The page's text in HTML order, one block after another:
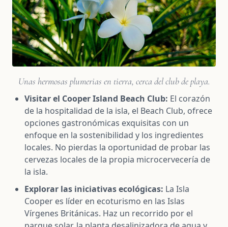
Unas hermosas plumerias en tierra, cerca del club de playa.
Visitar el Cooper Island Beach Club: El corazón
de la hospitalidad de la isla, el Beach Club, ofrece
opciones gastronómicas exquisitas con un
enfoque en la sostenibilidad y los ingredientes
locales. No pierdas la oportunidad de probar las
cervezas locales de la propia microcervecería de
la isla.
Explorar las iniciativas ecológicas: La Isla
Cooper es líder en ecoturismo en las Islas
Vírgenes Británicas. Haz un recorrido por el